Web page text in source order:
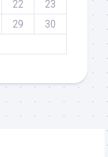
22
23
29
30